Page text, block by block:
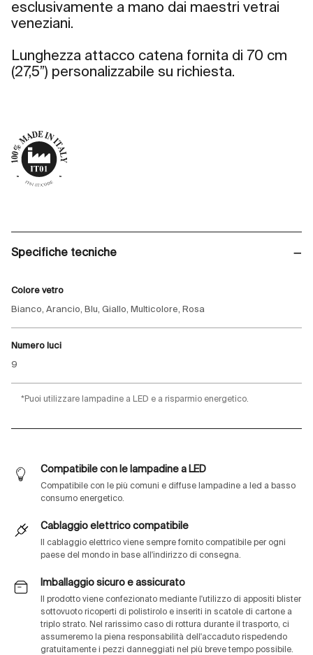
esclusivamente a mano dai maestri vetrai
veneziani.
Lunghezza attacco catena fornita di 70 cm
(27,5”) personalizzabile su richiesta.
Specifiche tecniche
Colore vetro
Bianco, Arancio, Blu, Giallo, Multicolore, Rosa
Numero luci
9
*Puoi utilizzare lampadine a LED e a risparmio energetico.
Compatibile con le lampadine a LED
Compatibile con le più comuni e diffuse lampadine a led a basso
consumo energetico.
Cablaggio elettrico compatibile
Il cablaggio elettrico viene sempre fornito compatibile per ogni
paese del mondo in base all'indirizzo di consegna.
Imballaggio sicuro e assicurato
Il prodotto viene confezionato mediante l'utilizzo di appositi blister
sottovuoto ricoperti di polistirolo e inseriti in scatole di cartone a
triplo strato. Nel rarissimo caso di rottura durante il trasporto, ci
assumeremo la piena responsabilità dell'accaduto rispedendo
gratuitamente i pezzi danneggiati nel più breve tempo possibile.